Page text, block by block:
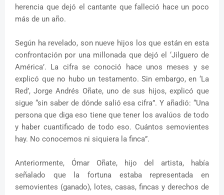
herencia que dejó el cantante que falleció hace un poco
más de un año.
Según ha revelado, son nueve hijos los que están en esta
confrontación por una millonada que dejó el ‘Jilguero de
América’. La cifra se conoció hace unos meses y se
explicó que no hubo un testamento. Sin embargo, en ‘La
Red’, Jorge Andrés Oñate, uno de sus hijos, explicó que
sigue “sin saber de dónde salió esa cifra”. Y añadió: “Una
persona que diga eso tiene que tener los avalúos de todo
y haber cuantificado de todo eso. Cuántos semovientes
hay. No conocemos ni siquiera la finca”.
Anteriormente, Ómar Oñate, hijo del artista, había
señalado que la fortuna estaba representada en
semovientes (ganado), lotes, casas, fincas y derechos de